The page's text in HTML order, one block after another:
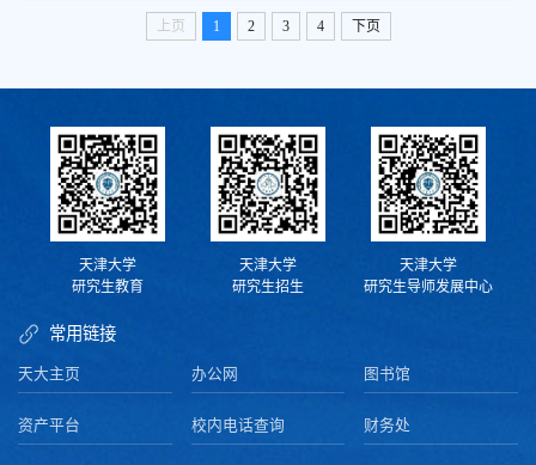
上页 1 2 3 4 下页
天津大学
研究生教育
天津大学
研究生招生
天津大学
研究生导师发展中心
常用链接
天大主页 办公网 图书馆
资产平台 校内电话查询 财务处